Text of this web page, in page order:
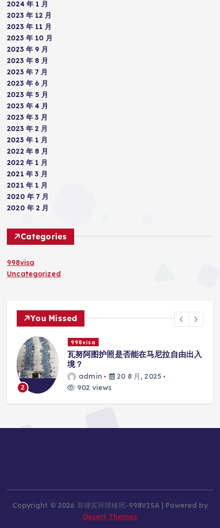
2024 年 1 月
2023 年 12 月
2023 年 11 月
2023 年 10 月
2023 年 9 月
2023 年 8 月
2023 年 7 月
2023 年 6 月
2023 年 5 月
2023 年 4 月
2023 年 3 月
2023 年 2 月
2023 年 1 月
2022 年 8 月
2022 年 1 月
2021 年 3 月
2021 年 1 月
2020 年 7 月
2020 年 2 月
Categories
998visa
Uncategorized
You Missed
2
998visa
瓦努阿图护照是否能在马尼拉自由出入
境？
admin
20 8 月, 2025
902 views
Copyright © 2026 菲律宾环球移民-998VISA | Powered by
Desert Themes